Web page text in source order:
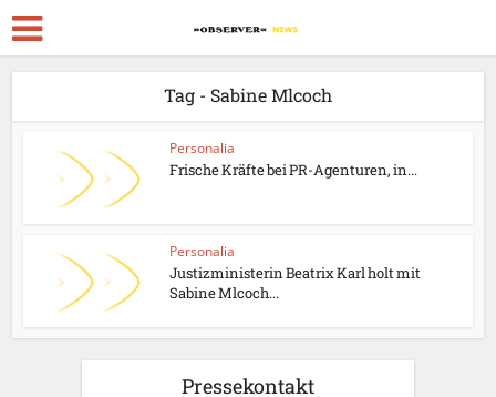
Tag - Sabine Mlcoch
Personalia
Frische Kräfte bei PR-Agenturen, in...
Personalia
Justizministerin Beatrix Karl holt mit
Sabine Mlcoch...
Pressekontakt